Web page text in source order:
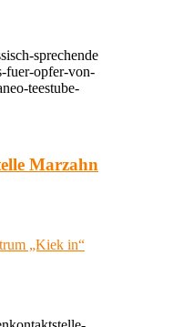
sprechende
fuer-opfer-von-
teestube-
Marzahn
„Kiek in“